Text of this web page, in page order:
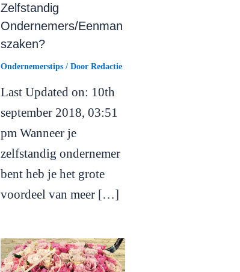
Zelfstandig
Ondernemers/Eenman
szaken?
Ondernemerstips / DoorRedactie
Last Updated on: 10th
september 2018, 03:51
pm Wanneer je
zelfstandig ondernemer
bent heb je het grote
voordeel van meer […]